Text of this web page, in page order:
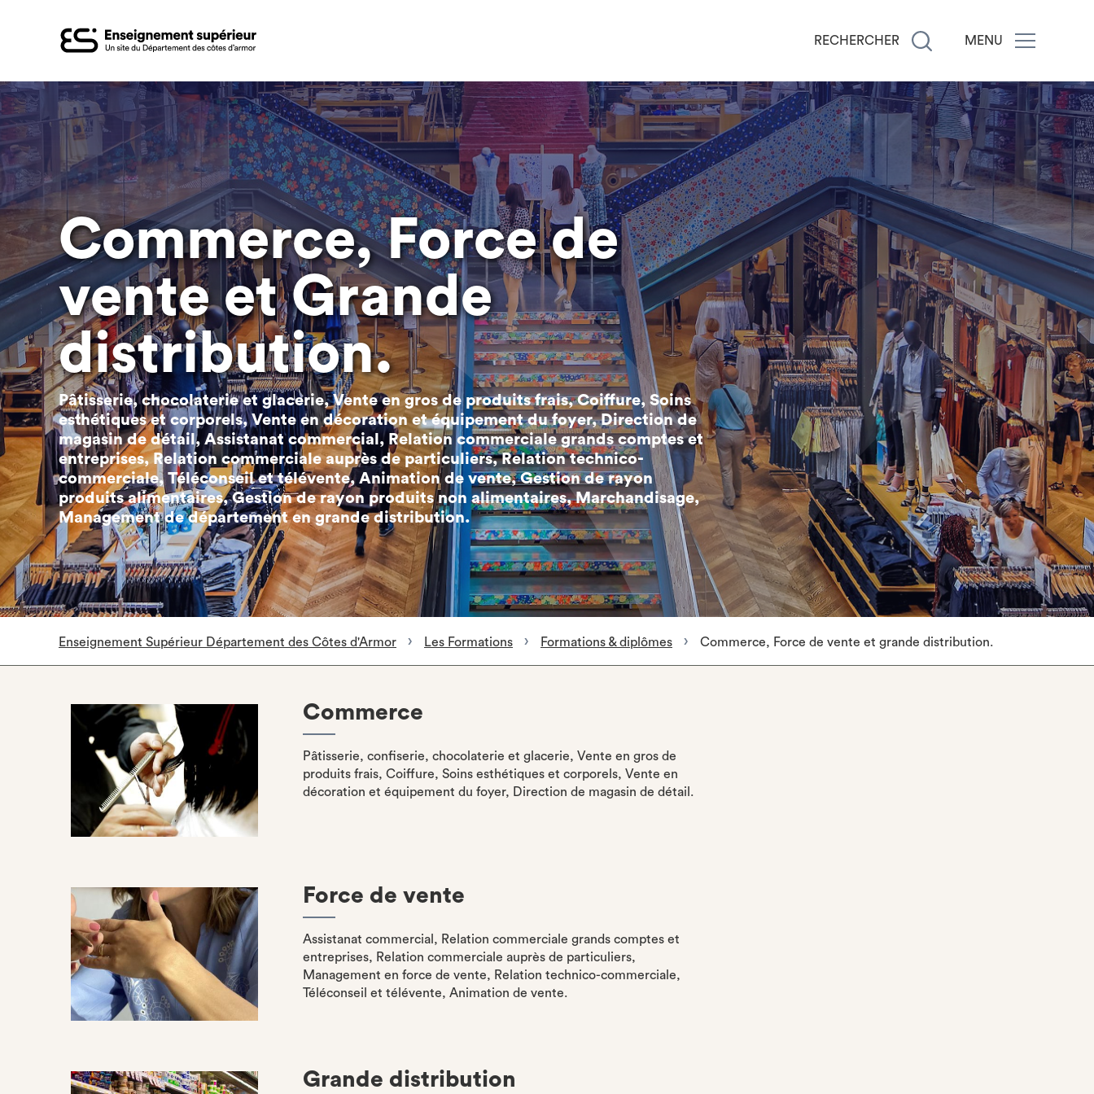
Aller
au
contenu
principal
RECHERCHER MENU
Commerce, Force de
vente et Grande
distribution.
Pâtisserie, chocolaterie et glacerie, Vente en gros de produits frais, Coiffure, Soins
esthétiques et corporels, Vente en décoration et équipement du foyer, Direction de
magasin de détail, Assistanat commercial, Relation commerciale grands comptes et
entreprises, Relation commerciale auprès de particuliers, Relation technico-
commerciale, Téléconseil et télévente, Animation de vente, Gestion de rayon
produits alimentaires, Gestion de rayon produits non alimentaires, Marchandisage,
Management de département en grande distribution.
Enseignement Supérieur Département des Côtes d'Armor Les Formations Formations & diplômes Commerce, Force de vente et grande distribution.
Commerce
Pâtisserie, confiserie, chocolaterie et glacerie, Vente en gros de
produits frais, Coiffure, Soins esthétiques et corporels, Vente en
décoration et équipement du foyer, Direction de magasin de détail.
Force de vente
Assistanat commercial, Relation commerciale grands comptes et
entreprises, Relation commerciale auprès de particuliers,
Management en force de vente, Relation technico-commerciale,
Téléconseil et télévente, Animation de vente.
Grande distribution